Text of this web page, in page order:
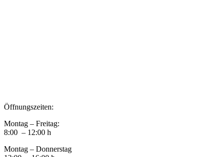
Öffnungszeiten:
Montag – Freitag:
8:00 – 12:00 h
Montag – Donnerstag